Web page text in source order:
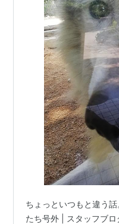
現実世界でも結城明日奈
ユウキ (音楽 【 ゆうき】
大阪で活動するストリ
2007年に「やさしい詩
ゆき「ファイト」をカ
2008年にはミニアルバ
れる。同名の収録曲は
ちょっといつもと違う
たち号外 | スタッフブ